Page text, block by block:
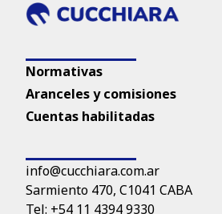
Normativas
Aranceles y comisiones
Cuentas habilitadas
info@cucchiara.com.ar
Sarmiento 470, C1041 CABA
Tel: +54 11 4394 9330